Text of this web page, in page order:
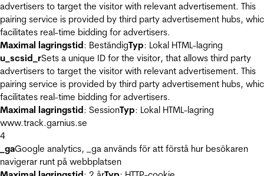
advertisers to target the visitor with relevant advertisement. This
pairing service is provided by third party advertisement hubs,
facilitates real-time bidding for advertisers.
Maximal lagringstid: BeständigTyp: Lokal HTML-lagring
u_scsid_rSets a unique ID for the visitor, that allows third party
advertisers to target the visitor with relevant advertisement. This
pairing service is provided by third party advertisement hubs,
facilitates real-time bidding for advertisers.
Maximal lagringstid: SessionTyp: Lokal HTML-lagring
www.track.garnius.se
4
_gaGoogle analytics, _ga används för att förstå hur besökaren
navigerar runt på webbplatsen